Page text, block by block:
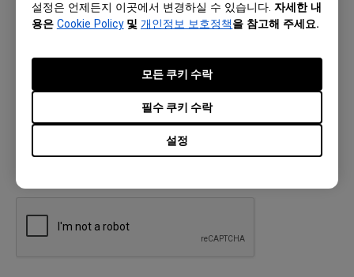
설정은 언제든지 이곳에서 변경하실 수 있습니다. 자세한 내
용은 Cookie Policy및 개인정보 보호정책을 참고해 주세요.
설정
필수 쿠키 수락
모든 쿠키 수락
받겠습니다.
당사는 고객님의 개인정보 관리에 최선의 노력을 하고 있습니다.개인정보
이용 및 관리의 법률에 의거하여 이용동의 하신 개인정보의 삭제 또는 이용
동의의 거부를 원하시는 경우, 당사 홈페이지의“문의하기”통해 요청해주